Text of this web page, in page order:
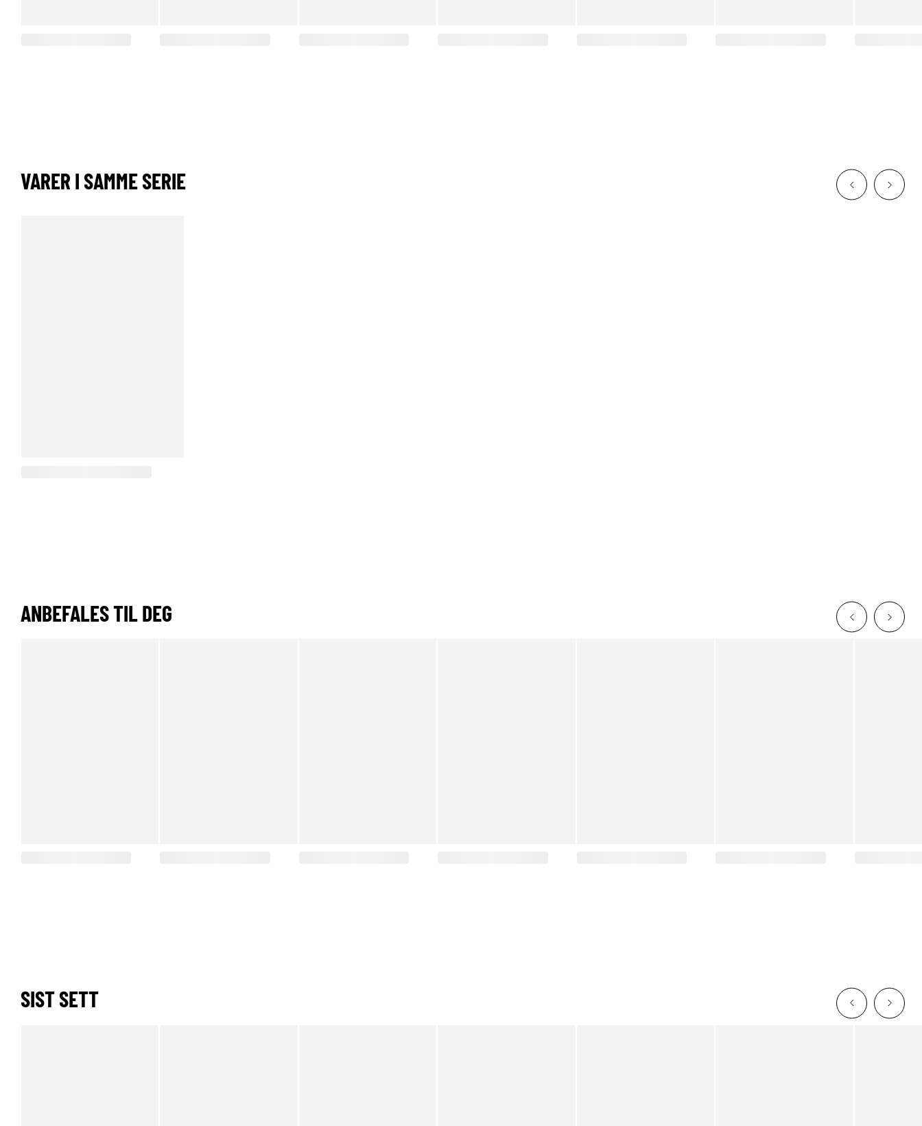
VARER I SAMME SERIE
ANBEFALES TIL DEG
SIST SETT